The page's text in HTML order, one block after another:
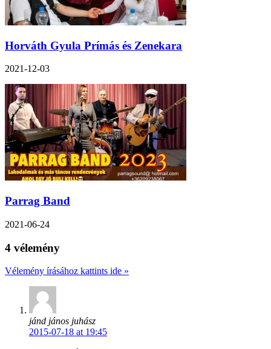
Horváth Gyula Prímás és Zenekara
2021-12-03
Parrag Band
2021-06-24
4 vélemény
Vélemény írásához kattints ide »
jánd jános juhász
2015-07-18 at 19:45